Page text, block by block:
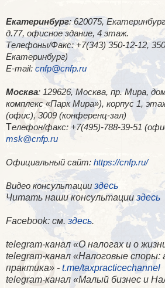
Екатеринбург: 620075,
д.77, офисное здание, 4 этаж.
Телефоны/Факс: +7(343) 350-12-12,
Екатеринбург)
E-mail: cnfp@cnfp.ru
Москва: 129626, Москва, пр. Мира,
комплекс «Парк Мира»), корпус 1,
(офис), 3009 (конференц-зал)
Телефон/факс: +7(495)-788-39-51
msk@cnfp.ru
Официальный сайт: https://cnfp.ru/
Видео консультации здесь
Читать наши консультацииздесь
Facebook: см. здесь.
telegram-канал «О налогах и о
telegram-канал «Налоговые споры:
практика» - t.me/taxpracticechannel
telegram-канал «Малый бизнес и